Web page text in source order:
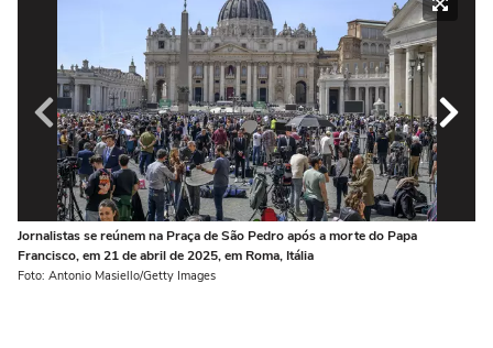
Jornalistas se reúnem na Praça de São Pedro após a morte do Papa
Francisco, em 21 de abril de 2025, em Roma, Itália
Foto: Antonio Masiello/Getty Images